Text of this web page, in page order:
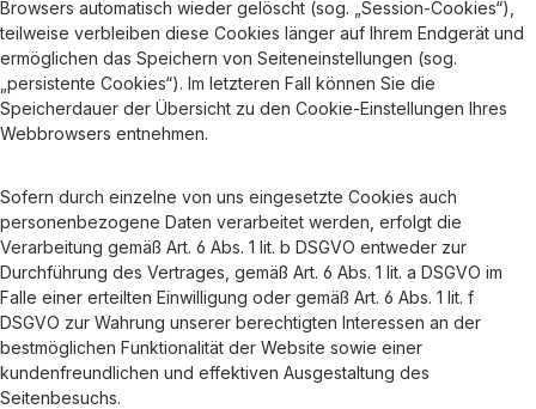
Browsers automatisch wieder gelöscht (sog. „Session-Cookies“),
teilweise verbleiben diese Cookies länger auf Ihrem Endgerät und
ermöglichen das Speichern von Seiteneinstellungen (sog.
„persistente Cookies“). Im letzteren Fall können Sie die
Speicherdauer der Übersicht zu den Cookie-Einstellungen Ihres
Webbrowsers entnehmen.
Sofern durch einzelne von uns eingesetzte Cookies auch
personenbezogene Daten verarbeitet werden, erfolgt die
Verarbeitung gemäß Art. 6 Abs. 1 lit. b DSGVO entweder zur
Durchführung des Vertrages, gemäß Art. 6 Abs. 1 lit. a DSGVO im
Falle einer erteilten Einwilligung oder gemäß Art. 6 Abs. 1 lit. f
DSGVO zur Wahrung unserer berechtigten Interessen an der
bestmöglichen Funktionalität der Website sowie einer
kundenfreundlichen und effektiven Ausgestaltung des
Seitenbesuchs.